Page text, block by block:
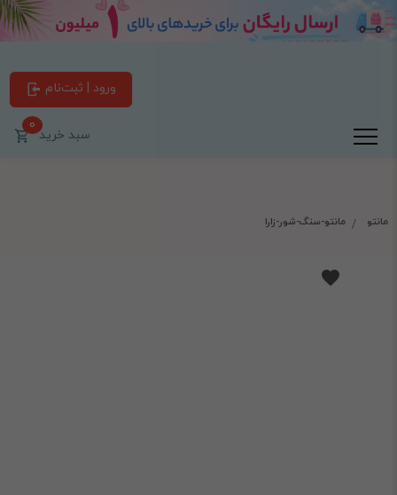
ورود | ثبت‌نام
سبد خرید0
مانتو مانتو-سنگ-شور-زارا